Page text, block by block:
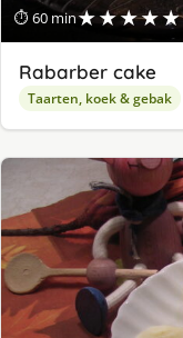
⏱ 60 min★★★★★
Rabarber cake
Taarten, koek & gebak